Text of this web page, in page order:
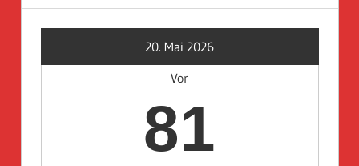
20. Mai 2026
Vor
81